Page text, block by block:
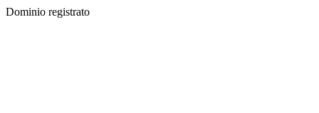
Dominio registrato